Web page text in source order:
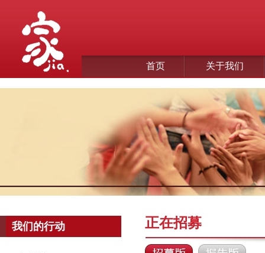
首页 关于我们
我们的行动 正在招募